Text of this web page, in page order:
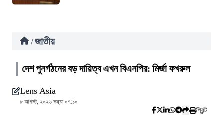
/ জাতীয়
দেশ পুনর্গঠনের বড় দায়িত্ব এখন বিএনপির: মির্জা ফখরুল
Lens Asia
৮ আগস্ট, ২০২৬ সন্ধ্যা ০৭:১০
প্রিন্ট